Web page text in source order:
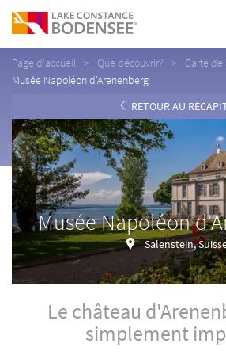
Page d'accueil Que découvrir?
Carte de
Musée Napoléon d'Arenenberg
RETOUR AU
Musée Napoléon
Salenstein,
Le château
simplement